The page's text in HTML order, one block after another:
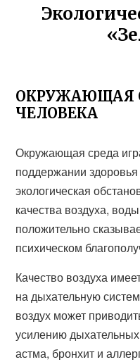
ОКРУЖАЮЩАЯ
ЧЕЛОВЕКА
Окружающая среда
поддержании
экологическая
качества воздуха,
положительно
психическом
Качество воздуха
на дыхательную
воздух может
усилению
астма, бронхит и